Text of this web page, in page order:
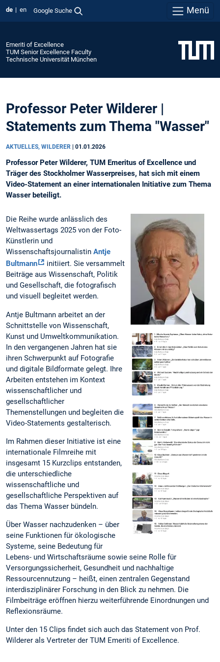
de en Google Suche Menü
Emeriti of Excellence
TUM Senior Excellence Faculty
Technische Universität München
Professor Peter Wilderer |
Statements zum Thema "Wasser"
AKTUELLES, WILDERER 01.01.2026
Professor Peter Wilderer, TUM Emeritus of Excellence und
Träger des Stockholmer Wasserpreises, hat sich mit einem
Video-Statement an einer internationalen Initiative zum Thema
Wasser beteiligt.
Die Reihe wurde anlässlich des
Weltwassertags 2025 von der Foto-
Künstlerin und
Wissenschaftsjournalistin Antje
Bultmann
initiiert. Sie versammelt
Beiträge aus Wissenschaft, Politik
und Gesellschaft, die fotografisch
und visuell begleitet werden.
Antje Bultmann arbeitet an der
Schnittstelle von Wissenschaft,
Kunst und Umweltkommunikation.
In den vergangenen Jahren hat sie
ihren Schwerpunkt auf Fotografie
und digitale Bildformate gelegt. Ihre
Arbeiten entstehen im Kontext
wissenschaftlicher und
gesellschaftlicher
Themenstellungen und begleiten die
Video-Statements gestalterisch.
Im Rahmen dieser Initiative ist eine
internationale Filmreihe mit
insgesamt 15 Kurzclips entstanden,
die unterschiedliche
wissenschaftliche und
gesellschaftliche Perspektiven auf
das Thema Wasser bündeln.
Über Wasser nachzudenken – über
seine Funktionen für ökologische
Systeme, seine Bedeutung für
Lebens- und Wirtschaftsräume sowie seine Rolle für
Versorgungssicherheit, Gesundheit und nachhaltige
Ressourcennutzung – heißt, einen zentralen Gegenstand
interdisziplinärer Forschung in den Blick zu nehmen. Die
Filmbeiträge eröffnen hierzu weiterführende Einordnungen und
Reflexionsräume.
Unter den 15 Clips findet sich auch das Statement von Prof.
Wilderer als Vertreter der TUM Emeriti of Excellence.